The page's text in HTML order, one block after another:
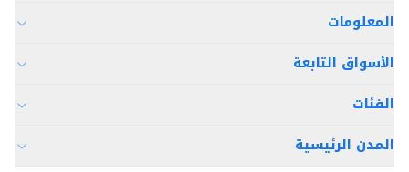
المعلومات
الأسواق التابعة
الفئات
المدن الرئيسية